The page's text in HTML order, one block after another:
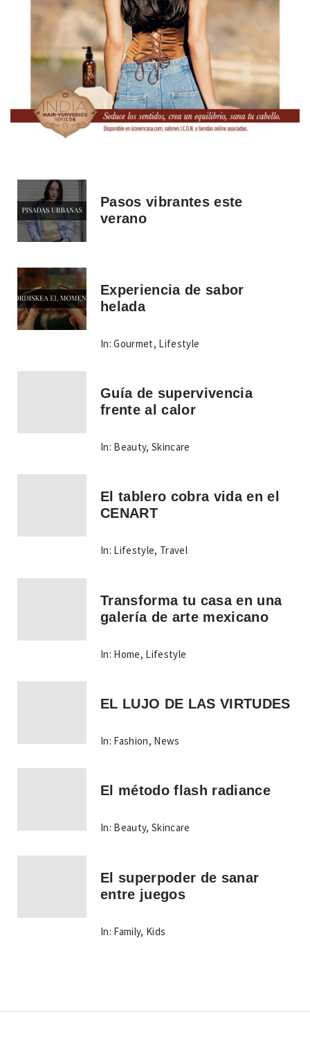
Pasos vibrantes este
verano
Experiencia de sabor
helada
In: Gourmet, Lifestyle
Guía de supervivencia
frente al calor
In: Beauty,Skincare
El tablero cobra vida en el
CENART
In: Lifestyle, Travel
Transforma tu casa en una
galería de arte mexicano
In: Home, Lifestyle
EL LUJO DE LAS VIRTUDES
In: Fashion, News
El método flash radiance
In: Beauty,Skincare
El superpoder de sanar
entre juegos
In: Family, Kids